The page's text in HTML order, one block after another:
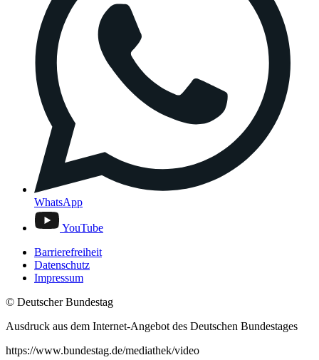
WhatsApp
YouTube
Barrierefreiheit
Datenschutz
Impressum
© Deutscher Bundestag
Ausdruck aus dem Internet-Angebot des Deutschen Bundestages
https://www.bundestag.de/mediathek/video